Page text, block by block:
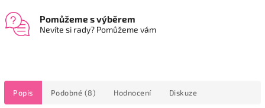
Pomůžeme s výběrem
Nevíte si rady? Pomůžeme vám
Popis Podobné (8) Hodnocení Diskuze